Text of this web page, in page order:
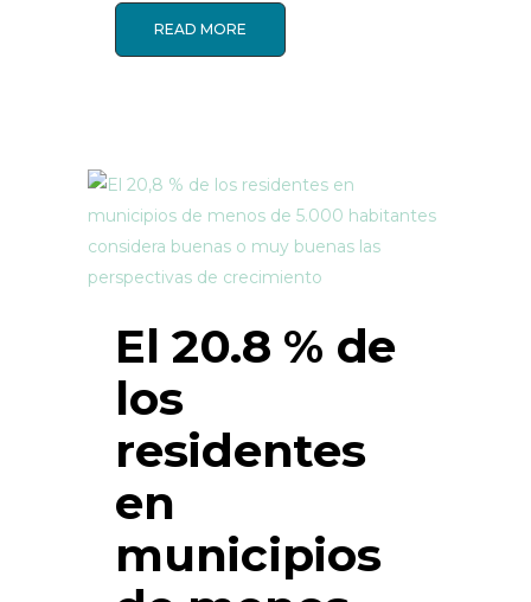
READ MORE
El 20.8 % de
los
residentes
en
municipios